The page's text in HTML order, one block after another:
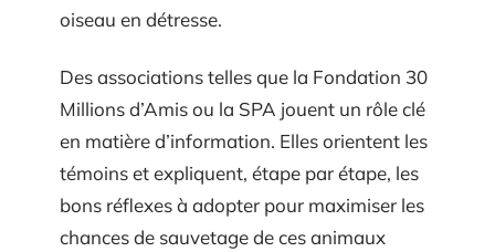
oiseau en détresse.
Des associations telles que la Fondation 30
Millions d’Amis ou la SPA jouent un rôle clé
en matière d’information. Elles orientent les
témoins et expliquent, étape par étape, les
bons réflexes à adopter pour maximiser les
chances de sauvetage de ces animaux